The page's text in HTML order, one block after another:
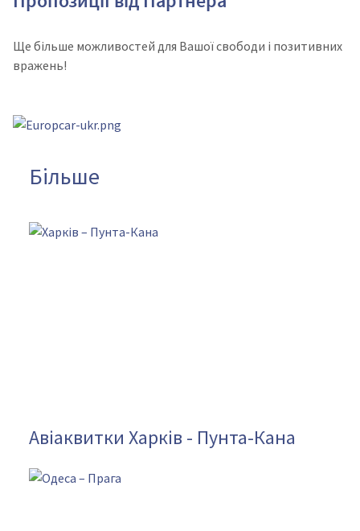
Ще більше можливостей для Вашої свободи і позитивних
вражень!
Більше
Авіаквитки Харків - Пунта-Кана